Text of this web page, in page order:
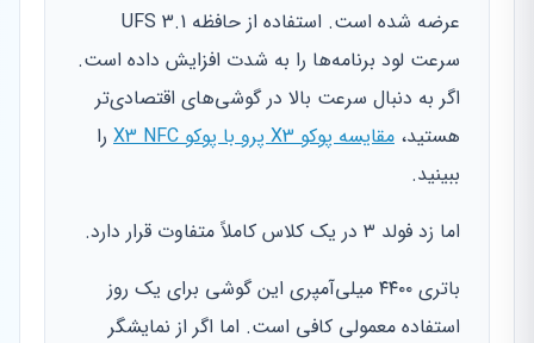
عرضه شده است. استفاده از حافظه UFS 3.1
سرعت لود برنامه‌ها را به شدت افزایش داده است.
اگر به دنبال سرعت بالا در گوشی‌های اقتصادی‌تر
هستید، مقایسه پوکو X3 پرو با پوکو X3 NFC
را
ببینید.
اما زد فولد ۳ در یک کلاس کاملاً متفاوت قرار دارد.
باتری ۴۴۰۰ میلی‌آمپری این گوشی برای یک روز
استفاده معمولی کافی است. اما اگر از نمایشگر